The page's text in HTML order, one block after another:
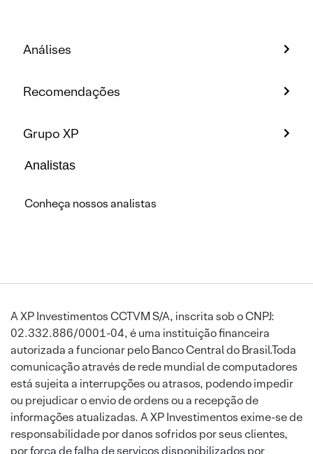
Análises
Recomendações
Grupo XP
Analistas
Conheça nossos analistas
A XP Investimentos CCTVM S/A, inscrita sob o CNPJ:
02.332.886/0001-04, é uma instituição financeira
autorizada a funcionar pelo Banco Central do Brasil.Toda
comunicação através de rede mundial de computadores
está sujeita a interrupções ou atrasos, podendo impedir
ou prejudicar o envio de ordens ou a recepção de
informações atualizadas. A XP Investimentos exime-se de
responsabilidade por danos sofridos por seus clientes,
por força de falha de serviços disponibilizados por